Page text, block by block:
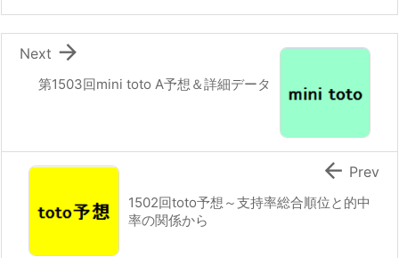
第1503回mini toto A予想＆詳細データ

Next
1502回toto予想～支持率総合順位と的中
率の関係から
 Prev